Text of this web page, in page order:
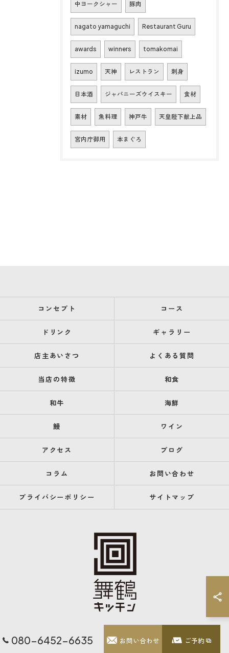
中ヨークシャー 豚肉
nagato yamaguchi Restaurant Guru
awards winners tomakomai
izumo 天神 レストラン 刺身
日本酒 ジャパニーズウイスキー 食材
素材 魚料理 神戸牛 天皇陛下献上品
宮内庁御用 本まぐろ
080-6452-6635 お問い合わせ ご予約
コンセプト コース
ドリンク ギャラリー
店主あいさつ よくある質問
当店の特徴 和食
和牛 海鮮
鰻 ワイン
アクセス ブログ
コラム お問い合わせ
プライバシーポリシー サイトマップ
© 2026 福岡県天神のレストランなら舞鶴キッチン ALL RIGHTS RESERVED.